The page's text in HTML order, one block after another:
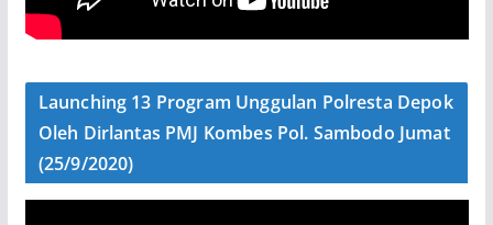
Launching 13 Program Unggulan Polresta Depok
Oleh Dirlantas PMJ Kombes Pol. Sambodo Jumat
(25/9/2020)